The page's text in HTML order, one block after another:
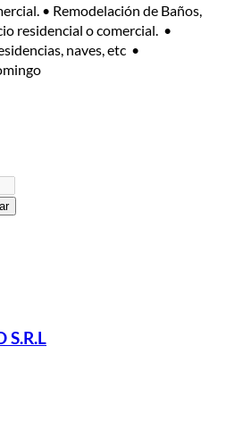
• Remodelación de Baños,
residencial o comercial. •
naves, etc •
S.R.L